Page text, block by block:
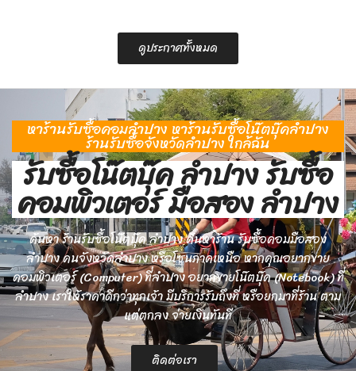
ดูประกาศทั้งหมด
หาร้านรับซื้อคอมลำปาง หาร้านรับซื้อโน๊ตบุ๊คลำปาง
ร้านรับซื้อจังหวัดลำปาง ใกล้ฉัน
รับซื้อโน๊ตบุ๊ค ลำปาง รับซื้อ
คอมพิวเตอร์ มือสอง ลำปาง
ค้นหา ร้านรับซื้อโน๊ตบุ๊ค ลำปาง ค้นหาร้าน รับซื้อคอมมือสอง
ลำปาง คนจังหวัดลำปาง หรือโซนภาคเหนือ หากคุณอยากขาย
คอมพิวเตอร์ (Computer) ที่ลำปาง อยากขายโน๊ตบุ๊ค (Notebook) ที่
ลำปาง เราให้ราคาดีกว่าทุกเจ้า มีบริการรับถึงที่ หรือยกมาที่ร้าน ตาม
แต่ตกลง จ่ายเงินทันที
ติดต่อเรา